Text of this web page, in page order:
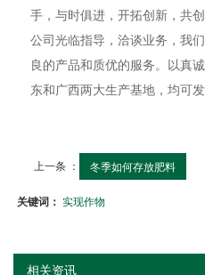
手，与时俱进，开拓创新，共
公司光临指导，洽谈业务，我
良的产品和质优的服务。以真
东和广西两大生产基地，均可发
上一条 ： 冬季如何存放肥料
关键词：实现作物
相关资讯